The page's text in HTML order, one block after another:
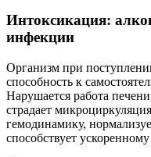
Интоксикация:
инфекции
Организм при
способность к
Нарушается работа
страдает
гемодинамику,
способствует